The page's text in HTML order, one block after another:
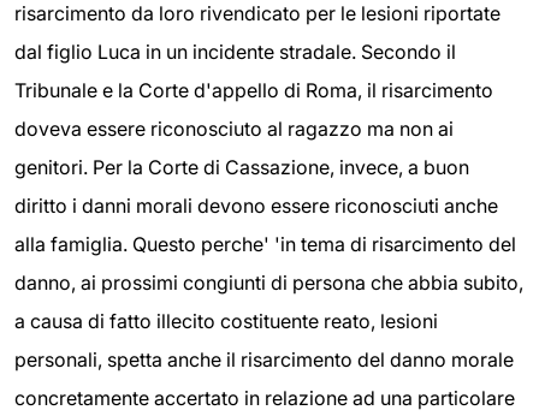
risarcimento da loro rivendicato per le lesioni riportate
dal figlio Luca in un incidente stradale. Secondo il
Tribunale e la Corte d'appello di Roma, il risarcimento
doveva essere riconosciuto al ragazzo ma non ai
genitori. Per la Corte di Cassazione, invece, a buon
diritto i danni morali devono essere riconosciuti anche
alla famiglia. Questo perche' 'in tema di risarcimento del
danno, ai prossimi congiunti di persona che abbia subito,
a causa di fatto illecito costituente reato, lesioni
personali, spetta anche il risarcimento del danno morale
concretamente accertato in relazione ad una particolare